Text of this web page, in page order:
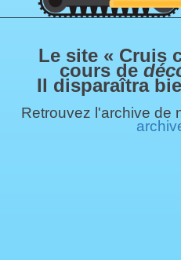
Le site « Cruis
cours de
Il disparaîtra
Retrouvez l'archive de